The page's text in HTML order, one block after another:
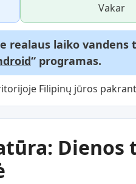
Vakar
realaus laiko
“ programas.
Filipinų jūros